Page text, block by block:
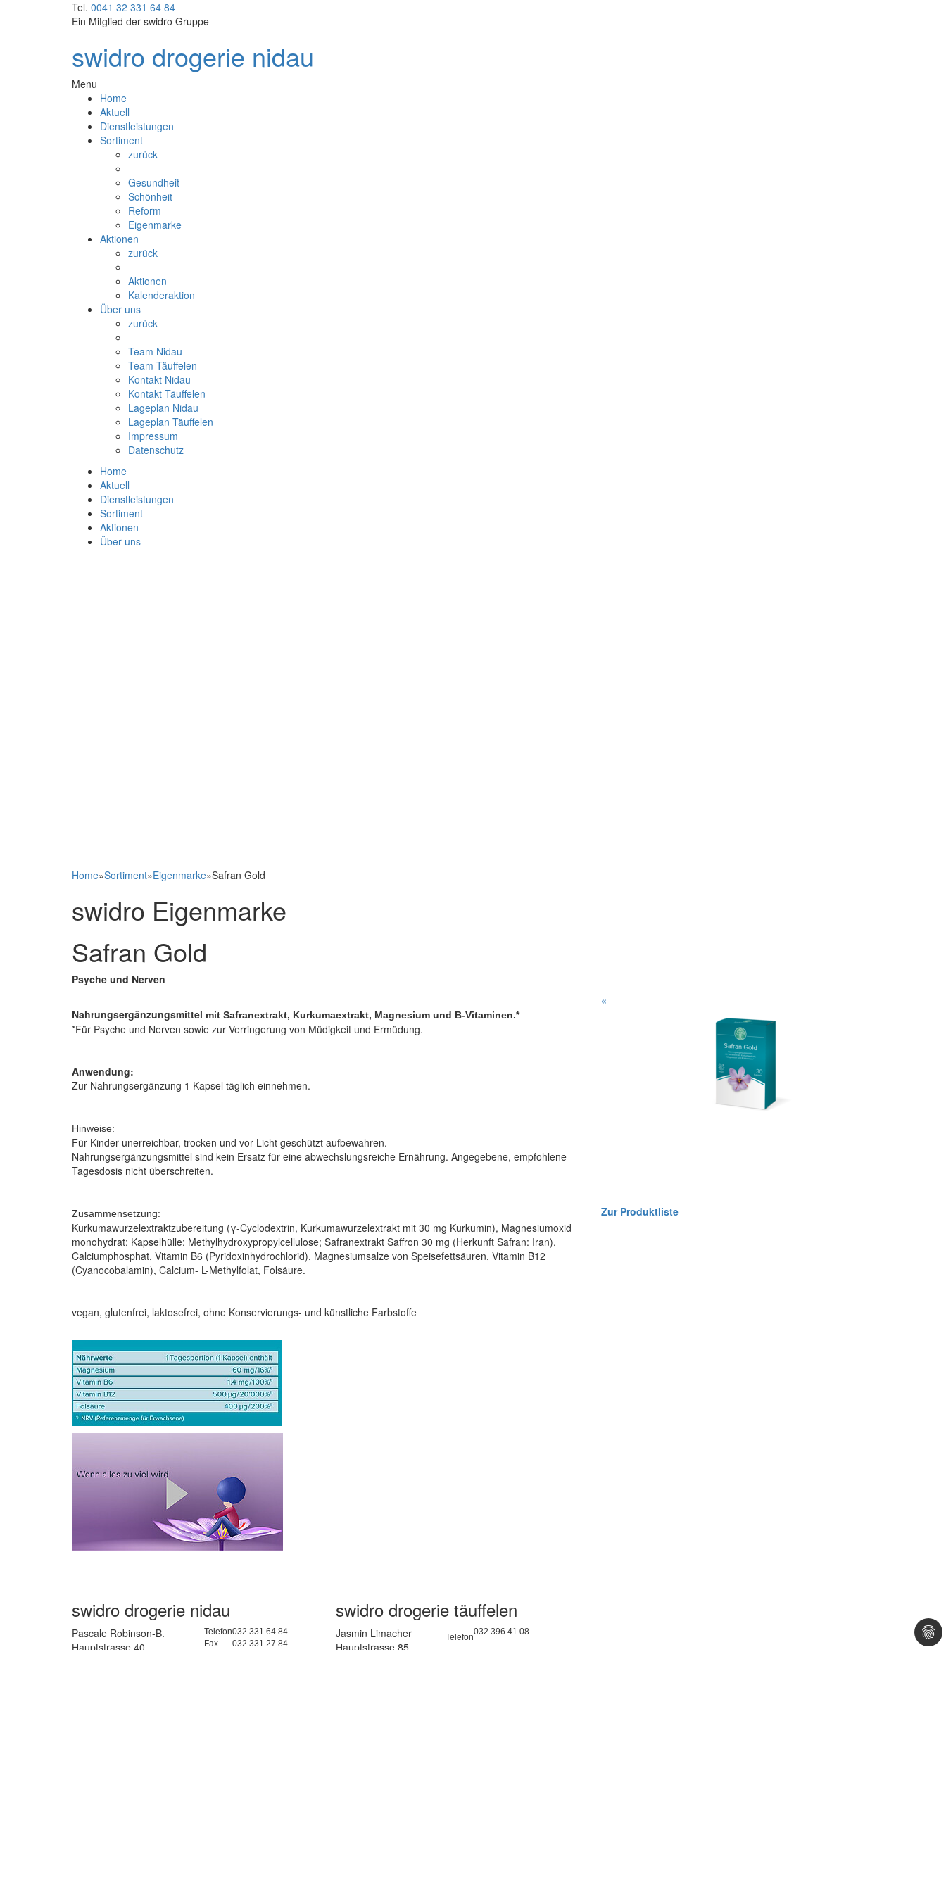
Tel. 0041 32 331 64 84
Ein Mitglied der swidro Gruppe
swidro drogerie nidau
Menu
Home
Aktuell
Dienstleistungen
Sortiment
zurück
Gesundheit
Schönheit
Reform
Eigenmarke
Aktionen
zurück
Aktionen
Kalenderaktion
Über uns
zurück
Team Nidau
Team Täuffelen
Kontakt Nidau
Kontakt Täuffelen
Lageplan Nidau
Lageplan Täuffelen
Impressum
Datenschutz
Home
Aktuell
Dienstleistungen
Sortiment
Aktionen
Über uns
Home»Sortiment»Eigenmarke»Safran Gold
swidro Eigenmarke
Safran Gold
Psyche und Nerven
Nahrungsergänzungsmittel mit Safranextrakt, Kurkumaextrakt, Magnesium und B-Vitaminen.*
*Für Psyche und Nerven sowie zur Verringerung von Müdigkeit und Ermüdung.
Anwendung:
Zur Nahrungsergänzung 1 Kapsel täglich einnehmen.
Hinweise:
Für Kinder unerreichbar, trocken und vor Licht geschützt aufbewahren.
Nahrungsergänzungsmittel sind kein Ersatz für eine abwechslungsreiche Ernährung. Angegebene, empfohlene
Tagesdosis nicht überschreiten.
Zusammensetzung:
Kurkumawurzelextraktzubereitung (γ-Cyclodextrin, Kurkumawurzelextrakt mit 30 mg Kurkumin), Magnesiumoxid
monohydrat; Kapselhülle: Methylhydroxypropylcellulose; Safranextrakt Saffron 30 mg (Herkunft Safran: Iran),
Calciumphosphat, Vitamin B6 (Pyridoxinhydrochlorid), Magnesiumsalze von Speisefettsäuren, Vitamin B12
(Cyanocobalamin), Calcium- L-Methylfolat, Folsäure.
vegan, glutenfrei, laktosefrei, ohne Konservierungs- und künstliche Farbstoffe
«
Zur Produktliste
swidro drogerie nidau
Pascale Robinson-B.
Hauptstrasse 40
Telefon032 331 64 84
Fax
032 331 27 84
swidro drogerie täuffelen
Jasmin Limacher
Hauptstrasse 85
Telefon
032 396 41 08